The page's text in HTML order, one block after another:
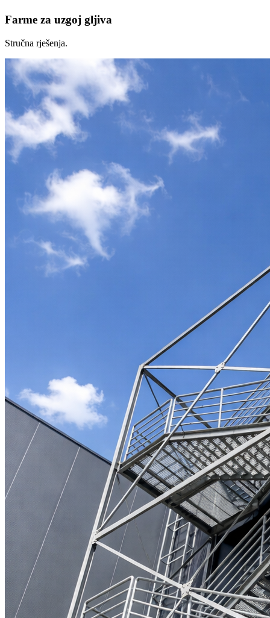
Farme za uzgoj gljiva
Stručna rješenja.